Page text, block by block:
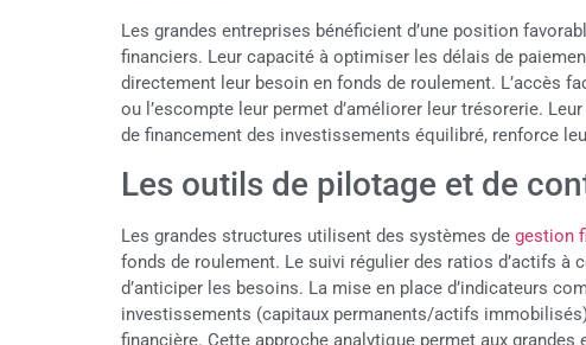
Les grandes entreprises bénéficient d’une position
financiers. Leur capacité à optimiser les délais de
directement leur besoin en fonds de roulement. L’accès
ou l’escompte leur permet d’améliorer leur trésorerie.
de financement des investissements équilibré, renforce
Les outils de pilotage et de
Les grandes structures utilisent des systèmes de gestion
fonds de roulement. Le suivi régulier des ratios d’actifs à
d’anticiper les besoins. La mise en place d’indicateurs
investissements (capitaux permanents/actifs
financière. Cette approche analytique permet aux